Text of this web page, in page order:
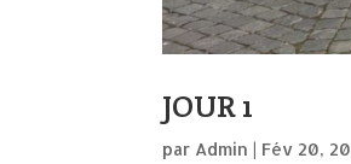
JOUR 1
par Admin | Fév 20,